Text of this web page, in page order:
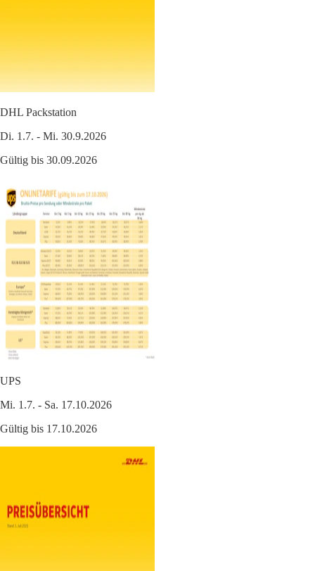
DHL Packstation
Di. 1.7. - Mi. 30.9.2026
Gültig bis 30.09.2026
UPS
Mi. 1.7. - Sa. 17.10.2026
Gültig bis 17.10.2026